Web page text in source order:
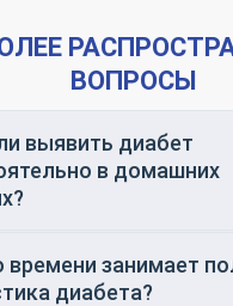
ВОПРОСЫ
выявить диабет
в домашних
времени занимает
диабета?